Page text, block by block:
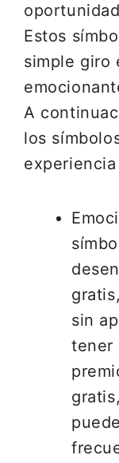
Estos
simple giro
A
los
sin
tener